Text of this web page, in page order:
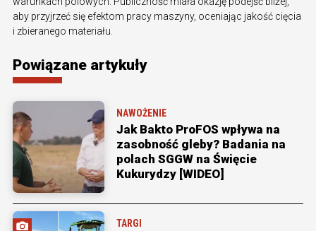
aby przyjrzeć się efektom pracy maszyny, oceniając jakość cięcia
i zbieranego materiału.
Powiązane artykuły
NAWOŻENIE
Jak Bakto ProFOS wpływa na
zasobność gleby? Badania na
polach SGGW na Święcie
Kukurydzy [WIDEO]
TARGI